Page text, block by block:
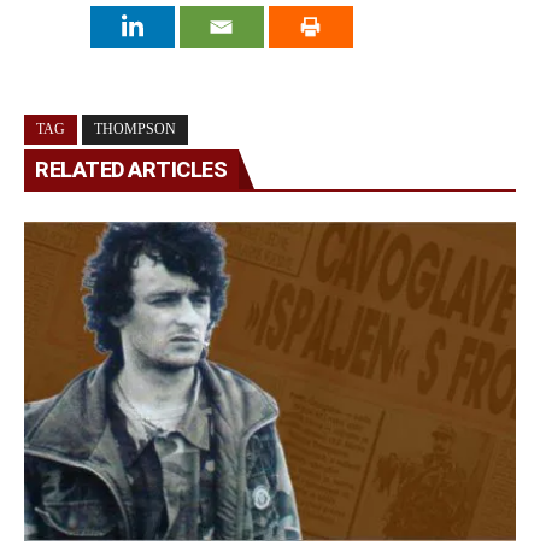
TAG THOMPSON
RELATED ARTICLES